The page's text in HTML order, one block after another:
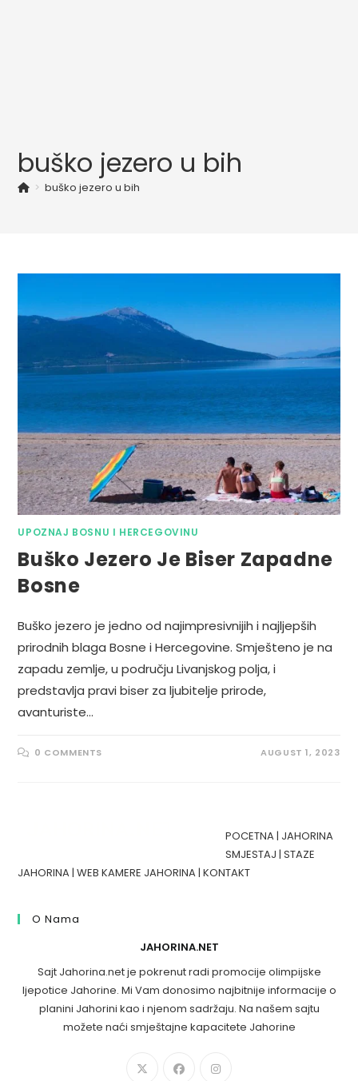
buško jezero u bih
> buško jezero u bih
UPOZNAJ BOSNU I HERCEGOVINU
Buško Jezero Je Biser Zapadne
Bosne
Buško jezero je jedno od najimpresivnijih i najljepših
prirodnih blaga Bosne i Hercegovine. Smješteno je na
zapadu zemlje, u području Livanjskog polja, i
predstavlja pravi biser za ljubitelje prirode,
avanturiste…
0 COMMENTS AUGUST 1, 2023
POCETNA | JAHORINA
SMJESTAJ |STAZE
JAHORINA |WEB KAMERE JAHORINA |KONTAKT
O Nama
JAHORINA.NET
Sajt Jahorina.net je pokrenut radi promocije olimpijske
ljepotice Jahorine. Mi Vam donosimo najbitnije informacije o
planini Jahorini kao i njenom sadržaju. Na našem sajtu
možete naći smještajne kapacitete Jahorine